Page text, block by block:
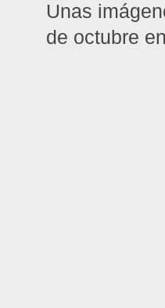
Unas
de octubre